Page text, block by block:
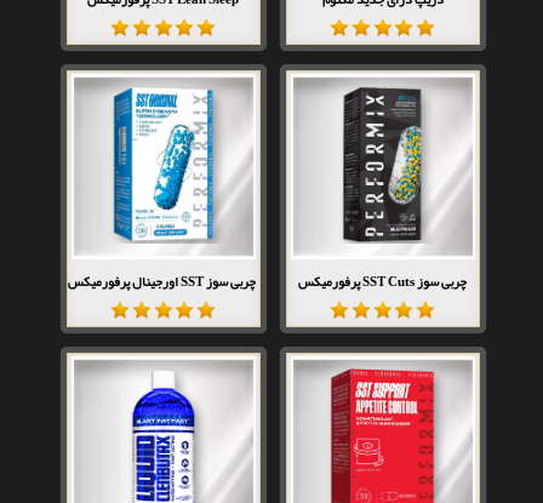
چربی سوز SST Cuts پرفورمیکس چربی سوز SST اورجینال پرفورمیکس